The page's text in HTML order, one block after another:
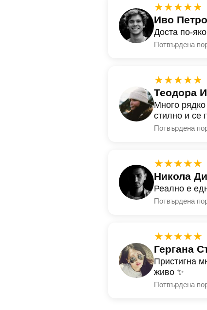
★★★★★
Иво
Доста по-
Потвърдена
★★★★★
Теодора
Много
стилно и се
Потвърдена
★★★★★
Никола
Реално е
Потвърдена
★★★★★
Гергана
Пристигна
живо ✨
Потвърдена